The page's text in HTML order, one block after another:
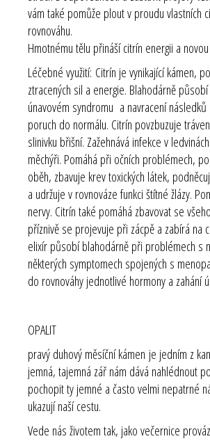
vám také pomůže plout v proudu vlastních
rovnováhu.
Hmotnému tělu přináší citrín energii a
Léčebné využití: Citrín je vynikající kámen,
ztracených sil a energie. Blahodárně
únavovém syndromu a navracení následků
poruch do normálu. Citrín povzbuzuje
slinivku břišní. Zažehnává infekce v
měchýři. Pomáhá při očních problémech,
oběh, zbavuje krev toxických látek,
a udržuje v rovnováze funkci štítné žlázy.
nervy. Citrín také pomáhá zbavovat se
příznivě se projevuje při zácpě a zabírá na
elixír působí blahodárně při problémech s
některých symptomech spojených s
do rovnováhy jednotlivé hormony a zahání
OPALIT
pravý duhový měsíční kámen je jedním z
jemná, tajemná zář nám dává nahlédnout
pochopit ty jemné a často velmi nepatrné
ukazují naší cestu.
Vede nás životem tak, jako večernice